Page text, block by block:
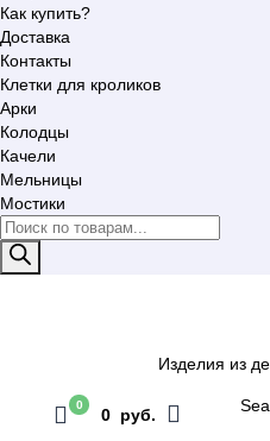
Как купить?
Доставка
Контакты
Клетки для кроликов
Арки
Колодцы
Качели
Мельницы
Мостики
Поиск
товаров
Изделия из
0
0 руб.